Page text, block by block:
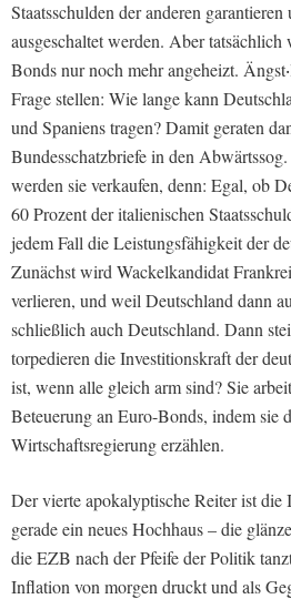
Staatsschulden der anderen
ausgeschaltet werden. Aber
Bonds nur noch mehr angeheizt.
Frage stellen: Wie lange kann
und Spaniens tragen? Damit geraten
Bundesschatzbriefe in den
werden sie verkaufen, denn: Egal, ob
60 Prozent der italienischen
jedem Fall die Leistungsfähigkeit der
Zunächst wird Wackelkandidat
verlieren, und weil Deutschland dann
schließlich auch Deutschland. Dann
torpedieren die Investitionskraft der
ist, wenn alle gleich arm sind? Sie
Beteuerung an Euro-Bonds, indem sie
Wirtschaftsregierung erzählen.
Der vierte apokalyptische Reiter ist
gerade ein neues Hochhaus – die
die EZB nach der Pfeife der Politik
Inflation von morgen druckt und als